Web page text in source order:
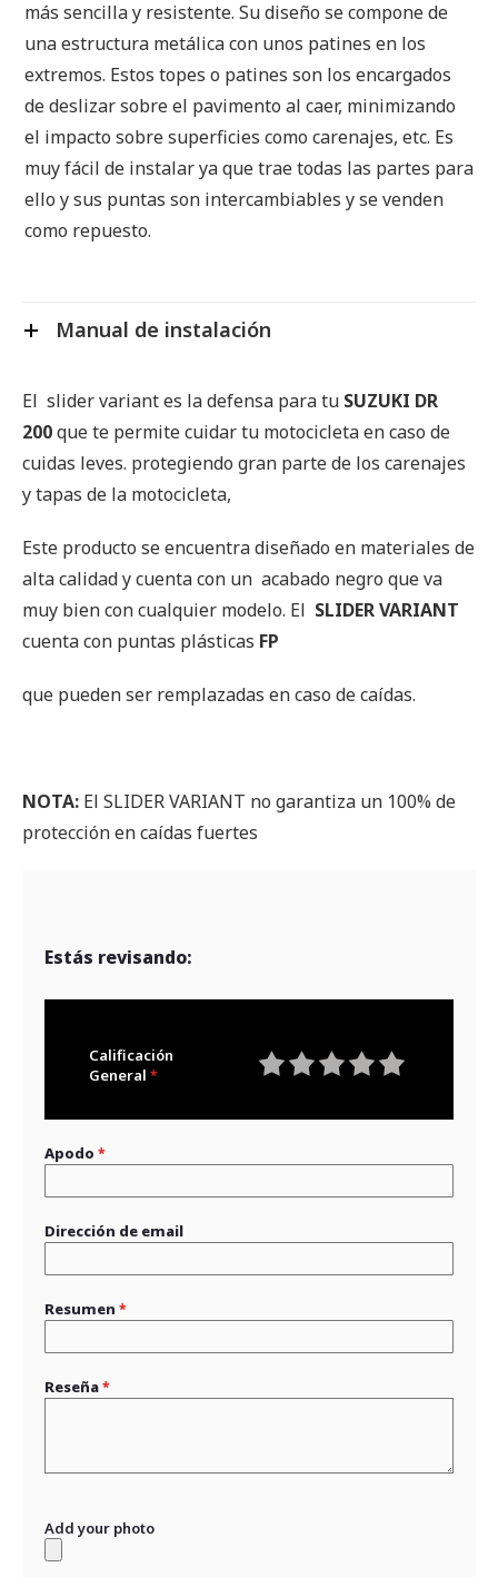
más sencilla y resistente. Su diseño se compone de
una estructura metálica con unos patines en los
extremos. Estos topes o patines son los encargados
de deslizar sobre el pavimento al caer, minimizando
el impacto sobre superficies como carenajes, etc. Es
muy fácil de instalar ya que trae todas las partes para
ello y sus puntas son intercambiables y se venden
como repuesto.
Manual de instalación
El slider variant es la defensa para tu SUZUKI DR
200que te permite cuidar tu motocicleta en caso de
cuidas leves. protegiendo gran parte de los carenajes
y tapas de la motocicleta,
Este producto se encuentra diseñado en materiales de
alta calidad y cuenta con un acabado negro que va
muy bien con cualquier modelo. El SLIDER VARIANT
cuenta con puntas plásticas FP
que pueden ser remplazadas en caso de caídas.
NOTA: El SLIDER VARIANT no garantiza un 100% de
protección en caídas fuertes
Estás revisando:
Calificación
General
Apodo
Dirección de email
Resumen
Reseña
Add your photo